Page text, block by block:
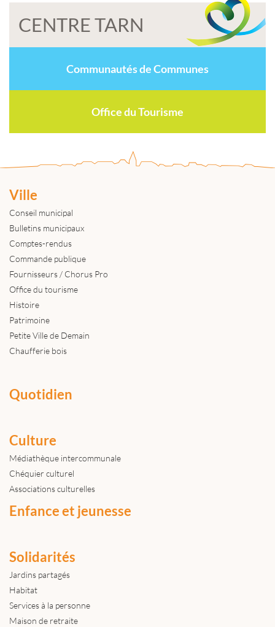
CENTRE TARN
Communautés de Communes
Office du Tourisme
Ville
Conseil municipal
Bulletins municipaux
Comptes-rendus
Commande publique
Fournisseurs / Chorus Pro
Office du tourisme
Histoire
Patrimoine
Petite Ville de Demain
Chaufferie bois
Quotidien
Culture
Médiathèque intercommunale
Chéquier culturel
Associations culturelles
Enfance et jeunesse
Solidarités
Jardins partagés
Habitat
Services à la personne
Maison de retraite